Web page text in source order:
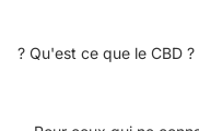
? Qu'est ce que le CBD ?